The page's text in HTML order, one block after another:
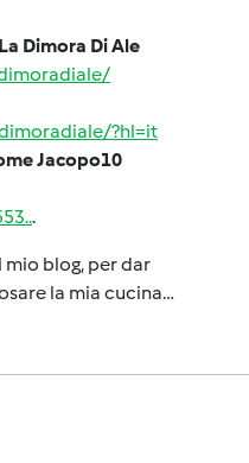
Dimora Di Ale
?hl=it
Jacopo10
.
blog, per dar
la mia cucina…